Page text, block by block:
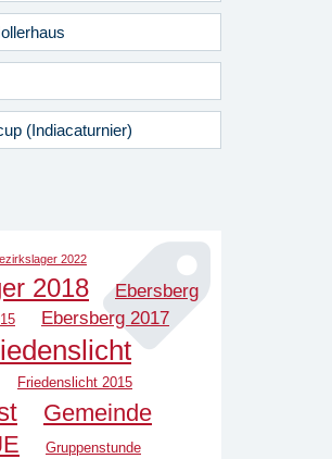
(Indiacaturnier)
2022
2018
Ebersberg
Ebersberg 2017
Friedenslicht 2015
Gemeinde
Gruppenstunde